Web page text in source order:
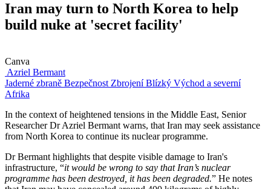
Iran may turn to North Korea to help
build nuke at 'secret facility'
Canva
Azriel Bermant
Jaderné zbraně Bezpečnost ZbrojeníBlízký Východ a severní
Afrika
In the context of heightened tensions in the Middle East, Senior
Researcher Dr Azriel Bermant warns, that Iran may seek assistance
from North Korea to continue its nuclear programme.
Dr Bermant highlights that despite visible damage to Iran's
infrastructure, “it would be wrong to say that Iran’s nuclear
programme has been destroyed, it has been degraded.” He notes